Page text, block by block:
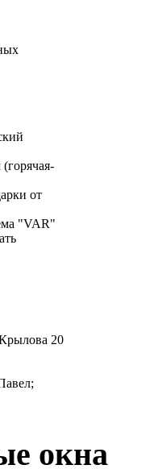
от
"VAR"
20
окна